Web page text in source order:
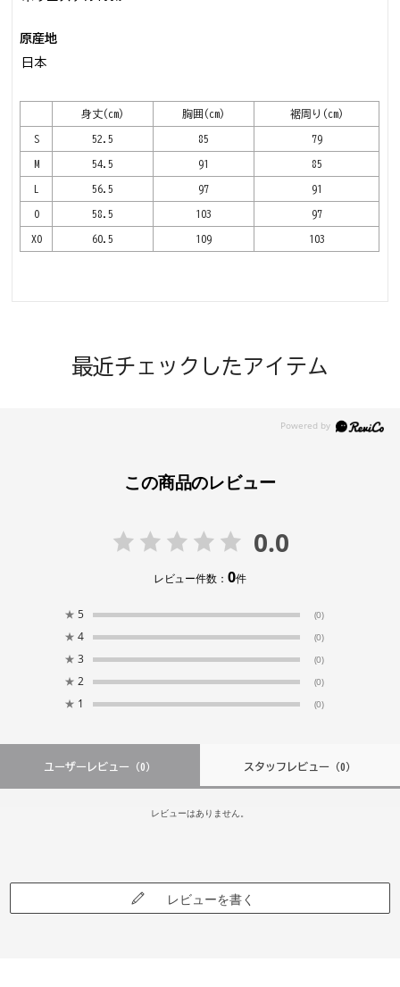
原産地
日本
身丈(cm) 胸囲(cm) 裾周り(cm)
S 52.5 85 79
M 54.5 91 85
56.5 97 91
O 58.5 103 97
XO 60.5 109 103
最近チェックしたアイテム
この商品のレビュー
0.0
レビュー件数：0件
★ 5 (0)
★ 4 (0)
★ 3 (0)
★ 2 (0)
★ 1 (0)
ユーザーレビュー （0） スタッフレビュー（0）
レビューはありません。
レビューを書く